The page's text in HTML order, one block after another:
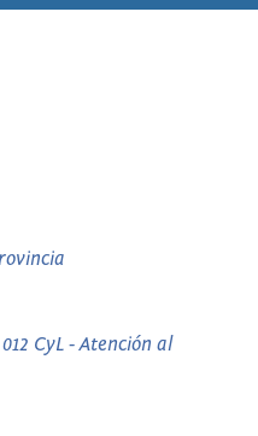
CyL - Atención al